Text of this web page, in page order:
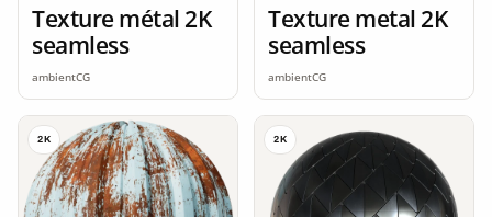
Texture métal 2K
seamless
ambientCG
Texture metal 2K
seamless
ambientCG
2K 2K